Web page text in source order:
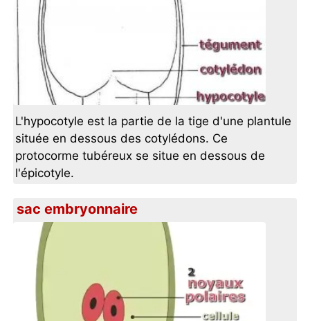
L'hypocotyle est la partie de la tige d'une plantule
située en dessous des cotylédons. Ce
protocorme tubéreux se situe en dessous de
l'épicotyle.
sac embryonnaire